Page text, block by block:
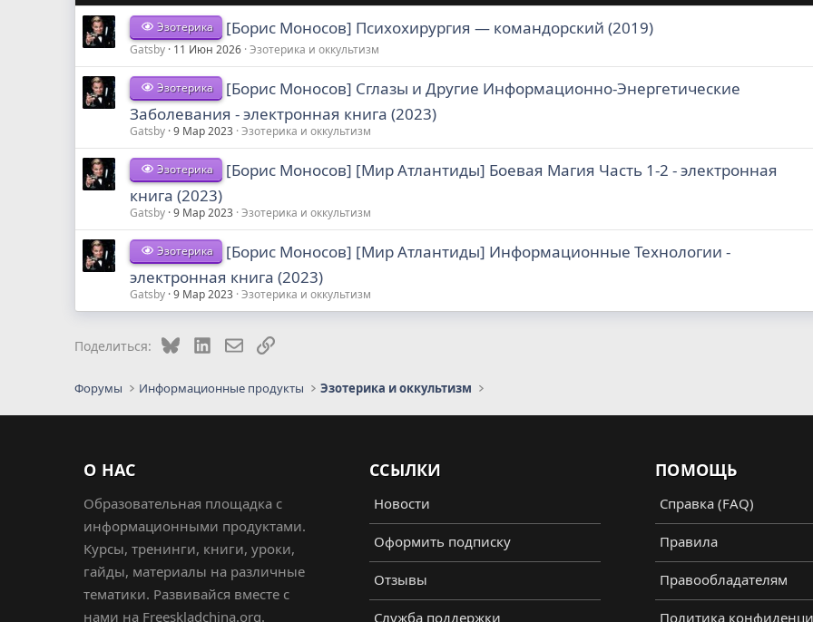
Эзотерика [Борис Моносов] Психохирургия — командорский (2019)
Gatsby 11 Июн 2026 Эзотерика и оккультизм
Эзотерика
[Борис Моносов] Сглазы и Другие Информационно-Энергетические
Заболевания - электронная книга (2023)
Gatsby 9 Мар 2023 Эзотерика и оккультизм
Эзотерика
[Борис Моносов] [Мир Атлантиды] Боевая Магия Часть 1-2 - электронная
книга (2023)
Gatsby 9 Мар 2023 Эзотерика и оккультизм
Эзотерика
[Борис Моносов] [Мир Атлантиды] Информационные Технологии -
электронная книга (2023)
Gatsby 9 Мар 2023 Эзотерика и оккультизм
Поделиться: BlueskyLinkedInЭлектронная почта
Ссылка
Форумы Информационные продукты Эзотерика и оккультизм
О НАС
Образовательная площадка с
информационными продуктами.
Курсы, тренинги, книги, уроки,
гайды, материалы на различные
тематики. Развивайся вместе с
нами на Freeskladchina.org.
ССЫЛКИ
Новости
Оформить подписку
Отзывы
Служба поддержки
ПОМОЩЬ
Справка (FAQ)
Правила
Правообладателям
Политика